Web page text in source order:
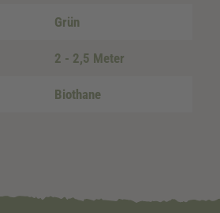
Grün
2 - 2,5 Meter
Biothane